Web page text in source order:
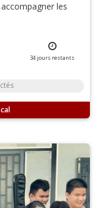
les
34jours restants